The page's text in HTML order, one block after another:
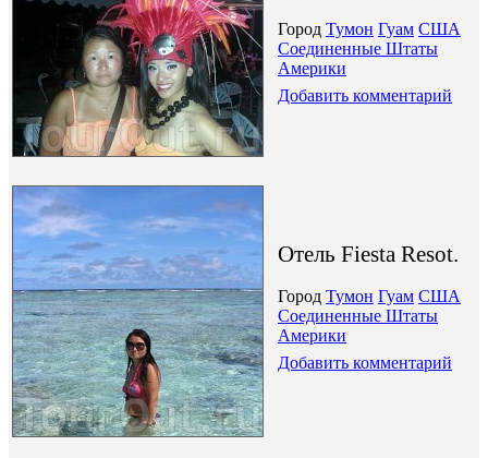
Город Тумон Гуам США
Соединенные Штаты
Америки
Добавить комментарий
Отель Fiesta Resot.
Город Тумон Гуам США
Соединенные Штаты
Америки
Добавить комментарий